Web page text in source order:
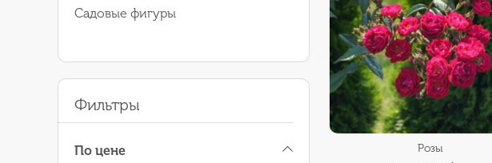
Садовые фигуры
Фильтры
По цене Розы